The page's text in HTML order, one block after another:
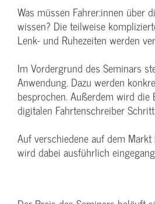
Was müssen Fahrer:innen über
wissen? Die teilweise
Lenk- und Ruhezeiten werden
Im Vordergrund des Seminars
Anwendung. Dazu werden
besprochen. Außerdem wird die
digitalen Fahrtenschreiber
Auf verschiedene auf dem
wird dabei ausführlich